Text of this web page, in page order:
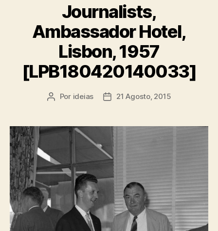
Journalists,
Ambassador Hotel,
Lisbon, 1957
[LPB180420140033]
Autor
Por ideias
Data21 Agosto, 2015